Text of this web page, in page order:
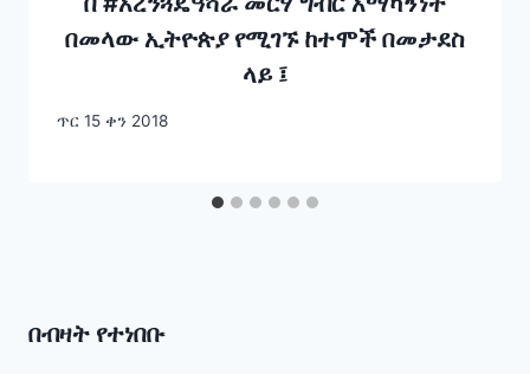
በመላው ኢትዮጵያ የሚገኙ ከተሞች በመታደስ
ላይ ፤
ጥር 15 ቀን 2018
በብዛት የተነበቡ